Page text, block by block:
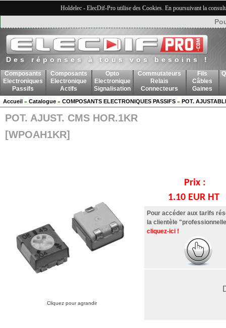
Holdelec - ElecDif-Pro utilise des Cookies. En poursuivant la
Des réponses à tous vos besoins !
Composants
Electroniques
Passifs
Composants
Electronique
Actifs
Opto
Electronique
Signalisation
Commutateurs
Relais
Connecteurs
Fils
Câbles
Gaines
Accueil » Catalogue » COMPOSANTS ELECTRONIQUES PASSIFS » POT.
POT. AJUST. CMS HOR.1KR
[WPOAH1KR]
Cliquez pour agrandir
Prix :
1.10 EUR HT
Pour accéder aux tarifs
la clientèle
cliquez-ici !